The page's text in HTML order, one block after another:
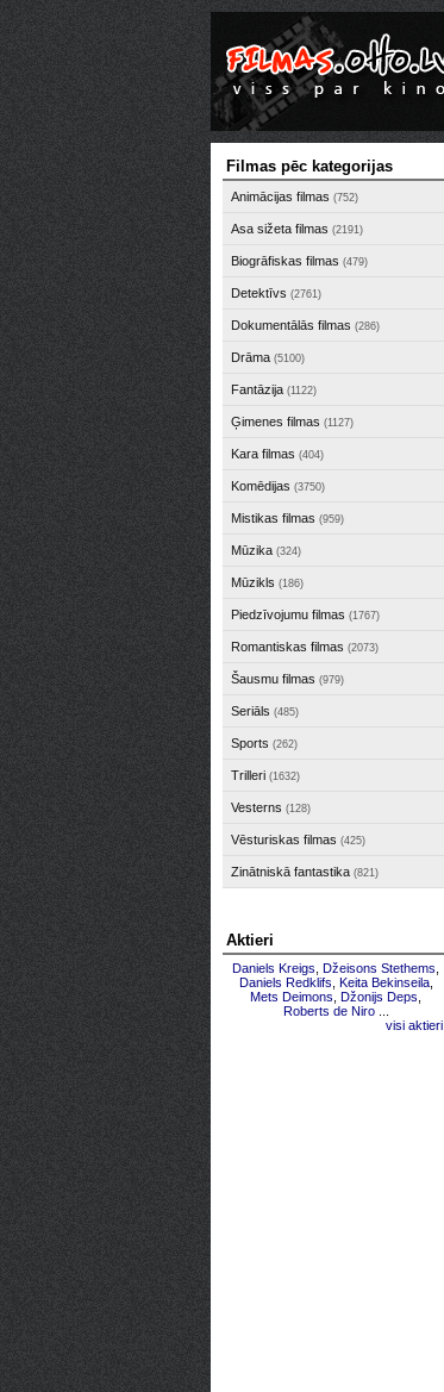
Filmas pēc kategorijas
Animācijas filmas (752)
Asa sižeta filmas (2191)
Biogrāfiskas filmas (479)
Detektīvs (2761)
Dokumentālās filmas (286)
Drāma (5100)
Fantāzija (1122)
Ģimenes filmas (1127)
Kara filmas (404)
Komēdijas (3750)
Mistikas filmas (959)
Mūzika (324)
Mūzikls (186)
Piedzīvojumu filmas (1767)
Romantiskas filmas (2073)
Šausmu filmas (979)
Seriāls (485)
Sports (262)
Trilleri (1632)
Vesterns (128)
Vēsturiskas filmas (425)
Zinātniskā fantastika (821)
Aktieri
Daniels Kreigs Džeisons Stethems
Daniels Redklifs Keita Bekinseila,
Mets Deimons Džonijs Deps
Roberts de Niro...
visi aktieri